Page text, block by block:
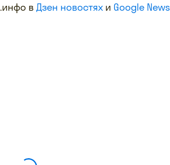
в Дзен новостях и Google News